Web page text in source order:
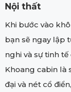
Nội thất
Khi bước vào
bạn sẽ ngay lập
nghi và sự tinh
Khoang cabin là
đại và nét cổ